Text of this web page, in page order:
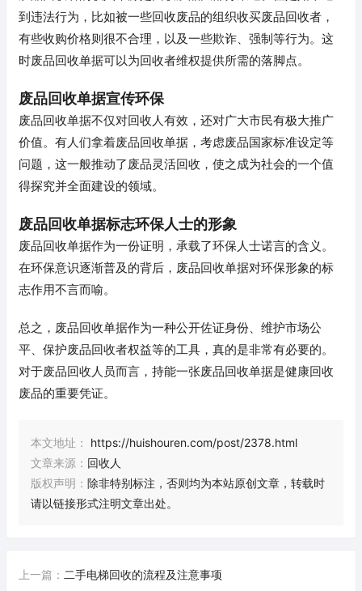
到违法行为，比如被一些回收废品的组织收买废品回收者，
有些收购价格则很不合理，以及一些欺诈、强制等行为。这
时废品回收单据可以为回收者维权提供所需的落脚点。
废品回收单据宣传环保
废品回收单据不仅对回收人有效，还对广大市民有极大推广
价值。有人们拿着废品回收单据，考虑废品国家标准设定等
问题，这一般推动了废品灵活回收，使之成为社会的一个值
得探究并全面建设的领域。
废品回收单据标志环保人士的形象
废品回收单据作为一份证明，承载了环保人士诺言的含义。
在环保意识逐渐普及的背后，废品回收单据对环保形象的标
志作用不言而喻。
总之，废品回收单据作为一种公开佐证身份、维护市场公
平、保护废品回收者权益等的工具，真的是非常有必要的。
对于废品回收人员而言，持能一张废品回收单据是健康回收
废品的重要凭证。
本文地址：
https://huishouren.com/post/2378.html
文章来源： 回收人
版权声明： 除非特别标注，否则均为本站原创文章，转载时
请以链接形式注明文章出处。
上一篇： 二手电梯回收的流程及注意事项